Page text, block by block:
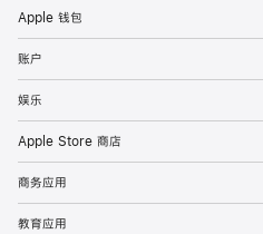
Apple 钱包
账户
娱乐
Apple Store 商店
商务应用
教育应用